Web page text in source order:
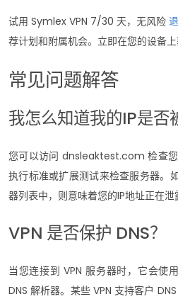
试用 Symlex VPN 7/30 天，无风险
荐计划和附属机会。立即在您的设备上
常见问题解答
我怎么知道我的IP是否
您可以访问 dnsleaktest.com 检查您
执行标准或扩展测试来检查服务器。
器列表中，则意味着您的IP地址正在泄
VPN 是否保护 DNS？
当您连接到 VPN 服务器时，它会使
DNS 解析器。某些 VPN 支持客户